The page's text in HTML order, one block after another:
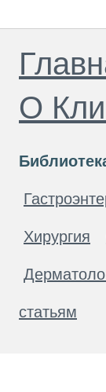
О
Хирургия
статьям